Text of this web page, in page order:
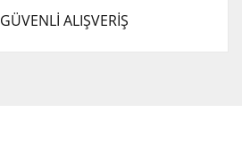
GÜVENLİ ALIŞVERİŞ